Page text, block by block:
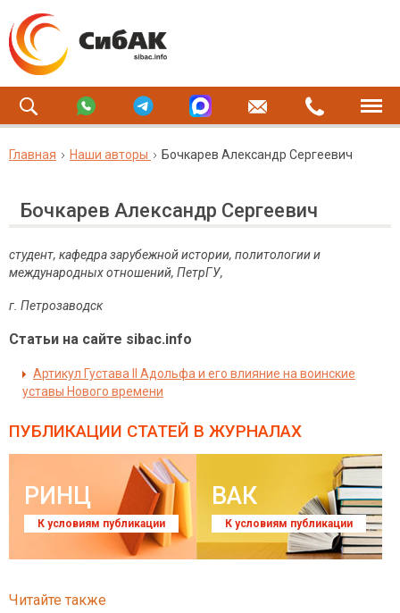
Главная Наши авторы Бочкарев Александр Сергеевич
Бочкарев Александр Сергеевич
студент, кафедра зарубежной истории, политологии и
международных отношений, ПетрГУ,
г. Петрозаводск
Статьи на сайте sibac.info
Артикул Густава II Адольфа и его влияние на воинские
уставы Нового времени
ПУБЛИКАЦИИ СТАТЕЙ В ЖУРНАЛАХ
РИНЦ
К условиям публикации
ВАК
К условиям публикации
Читайте также